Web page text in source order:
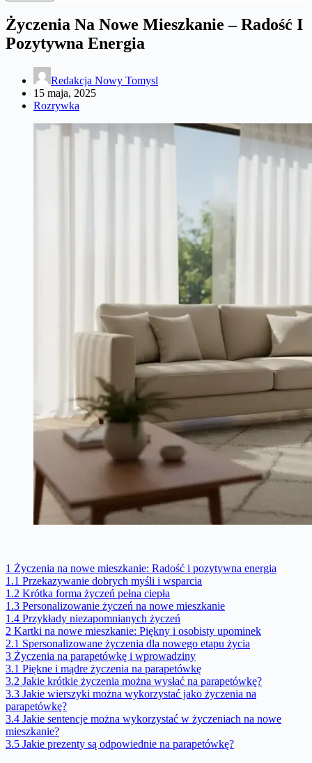
Życzenia Na Nowe Mieszkanie – Radość I
Pozytywna Energia
Redakcja Nowy Tomysl
15 maja, 2025
Rozrywka
1 Życzenia na nowe mieszkanie: Radość i pozytywna energia
1.1 Przekazywanie dobrych myśli i wsparcia
1.2 Krótka forma życzeń pełna ciepła
1.3 Personalizowanie życzeń na nowe mieszkanie
1.4 Przykłady niezapomnianych życzeń
2 Kartki na nowe mieszkanie: Piękny i osobisty upominek
2.1 Spersonalizowane życzenia dla nowego etapu życia
3 Życzenia na parapetówkę i wprowadziny
3.1 Piękne i mądre życzenia na parapetówkę
3.2 Jakie krótkie życzenia można wysłać na parapetówkę?
3.3 Jakie wierszyki można wykorzystać jako życzenia na
parapetówkę?
3.4 Jakie sentencje można wykorzystać w życzeniach na nowe
mieszkanie?
3.5 Jakie prezenty są odpowiednie na parapetówkę?